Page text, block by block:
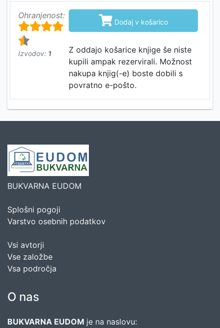
Ohranjenost:
Izvodov: 1
 Dodaj v košarico
Z oddajo košarice knjige še niste
kupili ampak rezervirali. Možnost
nakupa knjig(-e) boste dobili s
povratno e-pošto.
BUKVARNA EUDOM
Splošni pogoji
Varstvo osebnih podatkov
Vsi avtorji
Vse založbe
Vsa področja
O nas
BUKVARNA EUDOM je na naslovu: